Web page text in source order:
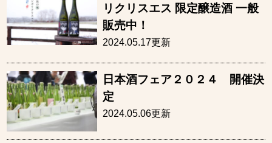
リクリスエス 限定醸造酒 一般
販売中！
2024.05.17更新
日本酒フェア２０２４ 開催決
定
2024.05.06更新